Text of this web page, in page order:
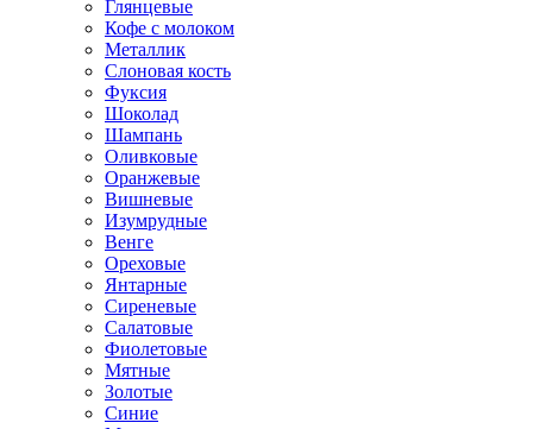
Глянцевые
Кофе с молоком
Металлик
Слоновая кость
Фуксия
Шоколад
Шампань
Оливковые
Оранжевые
Вишневые
Изумрудные
Венге
Ореховые
Янтарные
Сиреневые
Салатовые
Фиолетовые
Мятные
Золотые
Синие